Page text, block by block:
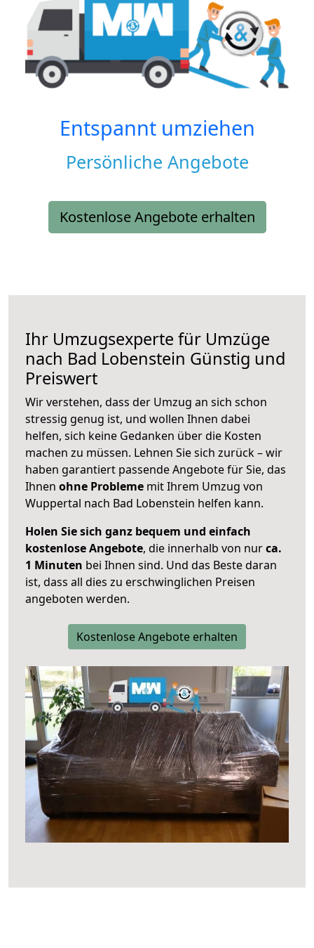
Entspannt umziehen
Persönliche Angebote
Kostenlose Angebote erhalten
Ihr Umzugsexperte für Umzüge
nach Bad Lobenstein Günstig und
Preiswert
Wir verstehen, dass der Umzug an sich schon
stressig genug ist, und wollen Ihnen dabei
helfen, sich keine Gedanken über die Kosten
machen zu müssen. Lehnen Sie sich zurück – wir
haben garantiert passende Angebote für Sie, das
Ihnen ohne Probleme mit Ihrem Umzug von
Wuppertal nach Bad Lobenstein helfen kann.
Holen Sie sich ganz bequem und einfach
kostenlose Angebote, die innerhalb von nurca.
1 Minuten bei Ihnen sind. Und das Beste daran
ist, dass all dies zu erschwinglichen Preisen
angeboten werden.
Kostenlose Angebote erhalten